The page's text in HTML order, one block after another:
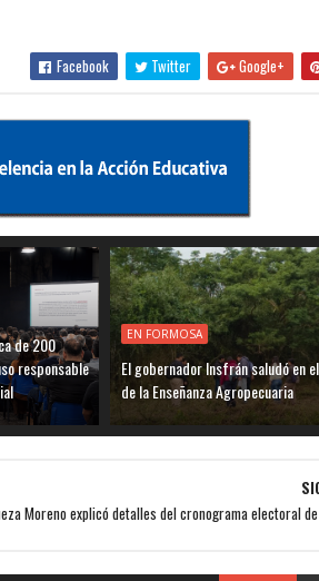
Facebook Twitter Google+
de 200
responsable
EN FORMOSA
El gobernador Insfrán saludó en
de la Enseñanza Agropecuaria
Moreno explicó detalles del cronograma electoral